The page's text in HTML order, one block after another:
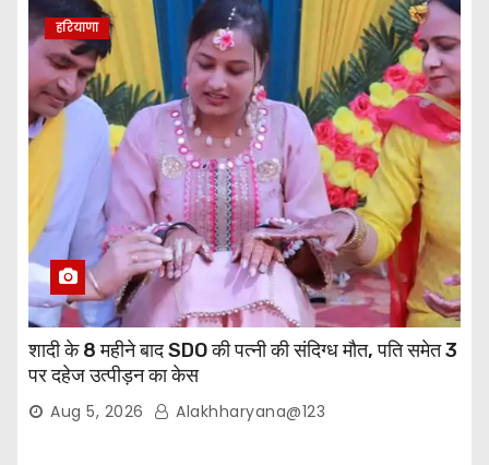
हरियाणा
शादी के 8 महीने बाद SDO की पत्नी की संदिग्ध मौत, पति समेत 3
पर दहेज उत्पीड़न का केस
Aug 5, 2026 Alakhharyana@123